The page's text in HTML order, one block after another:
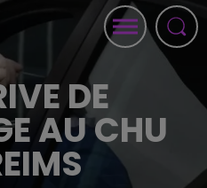
DE
AU CHU